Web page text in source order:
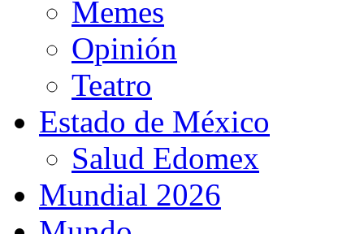
Memes
Opinión
Teatro
Estado de México
Salud Edomex
Mundial 2026